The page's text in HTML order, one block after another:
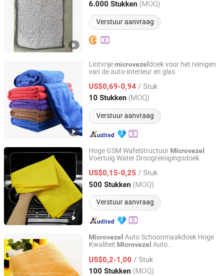
6.000 Stukken (MOQ)
Verstuur aanvraag
Shandong, China Sinds 2024
Lintvrijemicrovezel doek voor het reinigen
van de auto-interieur en glas
US$0,69-0,94 / Stuk
10 Stukken (MOQ)
Verstuur aanvraag
Henan Hanyin Industrial Co., Ltd.
Henan, China Sinds 2026
Hoge GSM Wafelstructuur Microvezel
Voertuig Water Droogreinigingsdoek
US$0,15-0,25 / Stuk
500 Stukken (MOQ)
Verstuur aanvraag
Hebei Aoruini Textile Trading Co., Ltd.
Hebei, China Sinds 2025
Microvezel Auto Schoonmaakdoek Hoge
Kwaliteit Microvezel Auto
US$0,2-1,00 / Stuk
100 Stukken (MOQ)
Ningbo Autocare Car Accessory Co., Ltd.
Zhejiang, China Sinds 2020